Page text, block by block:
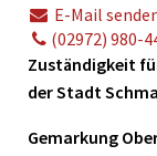
Freizeit &
Wirtschaft
E-Mail
(02972) 980-
Zuständigkeit
der Stadt
Gemarkung